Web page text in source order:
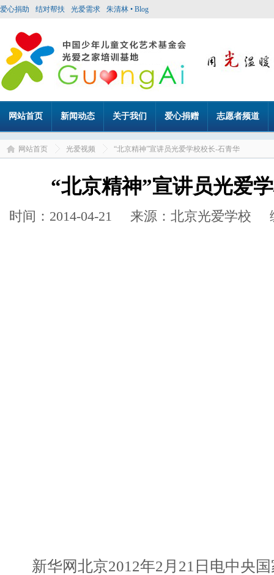
爱心捐助 结对帮扶 光爱需求 朱清林 • Blog
网站首页 新闻动态 关于我们 爱心捐赠 志愿者频道
网站首页 光爱视频 “北京精神”宣讲员光爱学校校长-石青华
“北京精神”宣讲员光爱
时间：2014-04-21 来源：北京光爱学校
新华网北京2012年2月21日电中央国